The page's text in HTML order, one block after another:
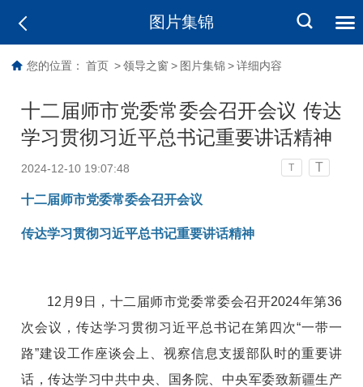
图片集锦
您的位置： 首页 > 领导之窗 > 图片集锦 > 详细内容
十二届师市党委常委会召开会议 传达
学习贯彻习近平总书记重要讲话精神
2024-12-10 19:07:48 T T
十二届师市党委常委会召开会议
传达学习贯彻习近平总书记重要讲话精神
12月9日，十二届师市党委常委会召开2024年第36
次会议，传达学习贯彻习近平总书记在第四次“一带一
路”建设工作座谈会上、视察信息支援部队时的重要讲
话，传达学习中共中央、国务院、中央军委致新疆生产